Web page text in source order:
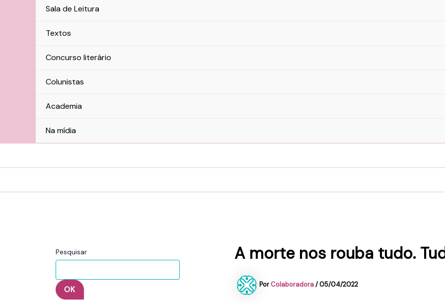
Sala de Leitura
Textos
Concurso literário
Colunistas
Academia
Na mídia
Pesquisar
OK
A morte nos rouba tudo.
PorColaboradora/05/04/2022